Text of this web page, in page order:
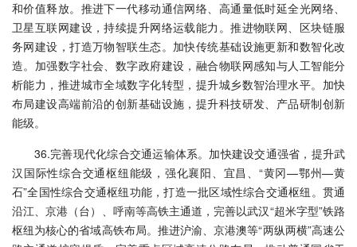
和价值释放。推进下一代移动通信网络、高通量低时延全光网络、
卫星互联网建设，持续提升网络运载能力。推进物联网、区块链服
务网建设，打造万物智联生态。加快传统基础设施更新和数智化改
造。加强数字社会、数字政府建设，融合物联网感知与人工智能分
析能力，推进城市全域数字化转型，提升城乡数智治理水平。加快
布局建设高端前沿的创新基础设施，提升科技研发、产品研制创新
能级。
36.完善现代化综合交通运输体系。加快建设交通强省，提升武
汉国际性综合交通枢纽能级，强化襄阳、宜昌、“黄冈—鄂州—黄
石”全国性综合交通枢纽功能，打造一批区域性综合交通枢纽。贯通
沿江、京港（台）、呼南等高铁主通道，完善以武汉“超米字型”铁路
枢纽为核心的省域高铁布局。推进沪渝、京港澳等“两纵两横”高速公